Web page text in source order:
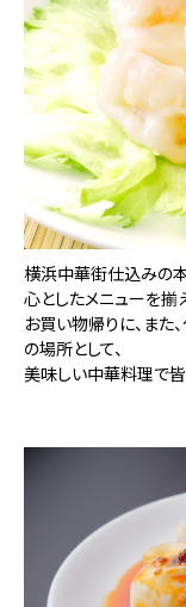
横浜中華街仕込みの
心としたメニューを揃
お買い物帰りに、また
の場所として、
美味しい中華料理で皆